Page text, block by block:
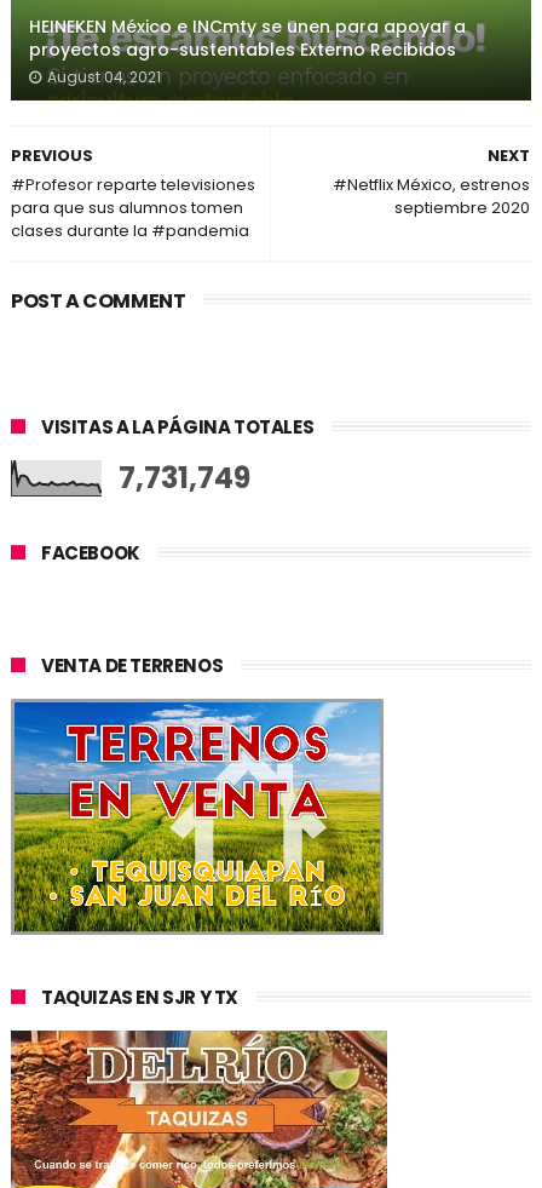
HEINEKEN México e INCmty se unen para apoyar a
proyectos agro-sustentables Externo Recibidos
August 04, 2021
NEXT
#Netflix México, estrenos
septiembre 2020
PREVIOUS
#Profesor reparte televisiones
para que sus alumnos tomen
clases durante la #pandemia
POST A COMMENT
VISITAS A LA PÁGINA TOTALES
7,731,749
FACEBOOK
VENTA DE TERRENOS
TAQUIZAS EN SJR Y TX